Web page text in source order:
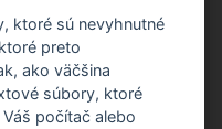
dolina 480/6, 821 08
ktoré sú nevyhnutné
preto
ako väčšina
súbory, ktoré
počítač alebo